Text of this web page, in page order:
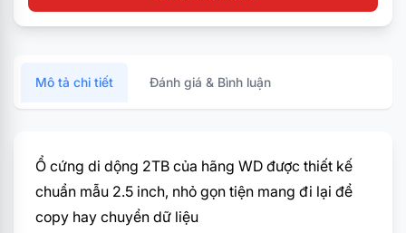
Mô tả chi tiết Đánh giá & Bình luận
Ổ cứng di dộng 2TB của hãng WD được thiết kế
chuẩn mẫu 2.5 inch, nhỏ gọn tiện mang đi lại để
copy hay chuyển dữ liệu